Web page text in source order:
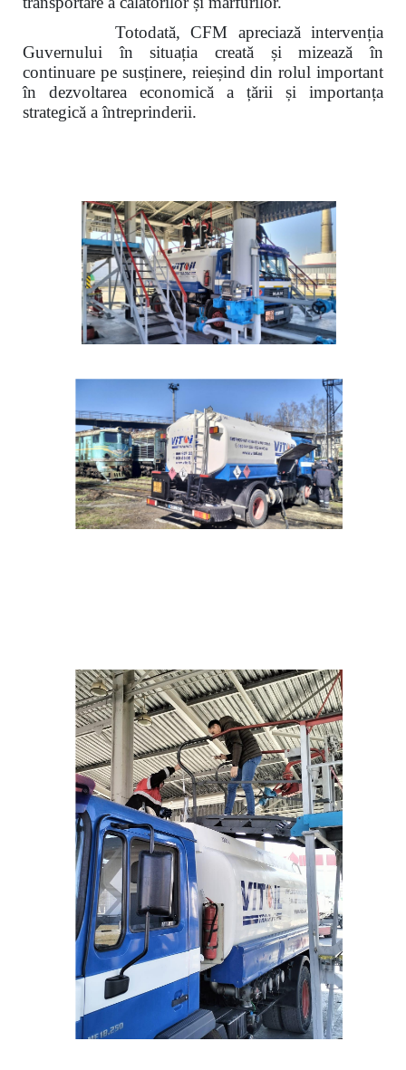
Totodată, CFM apreciază intervenția
Guvernului în situația creată și mizează în
continuare pe susținere, reieșind din rolul important
în dezvoltarea economică a țării și importanța
strategică a întreprinderii.